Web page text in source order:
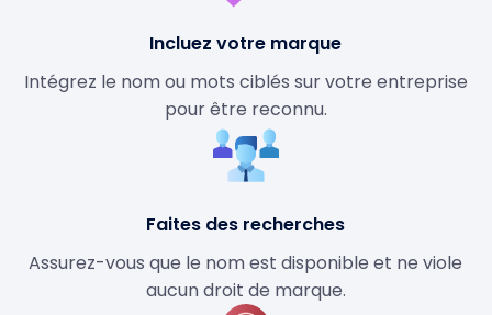
Incluez votre marque
Intégrez le nom ou mots ciblés sur votre entreprise
pour être reconnu.
Faites des recherches
Assurez-vous que le nom est disponible et ne viole
aucun droit de marque.